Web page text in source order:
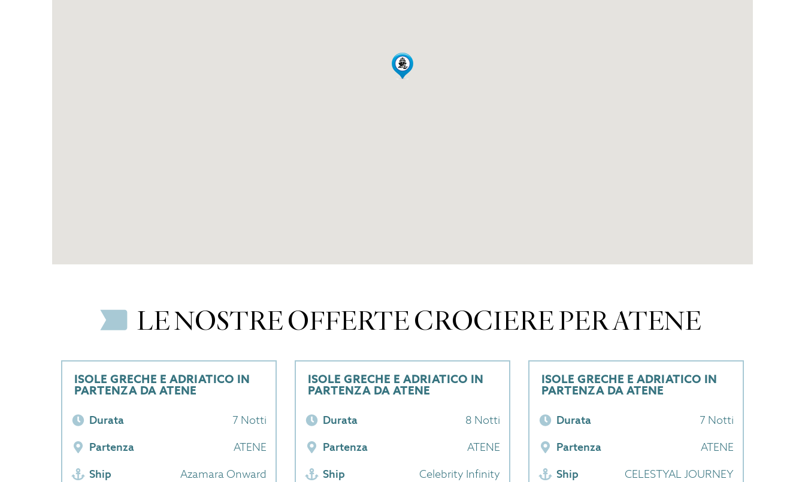
LE NOSTRE OFFERTE CROCIERE PER ATENE
ISOLE GRECHE E ADRIATICO IN
PARTENZA DA ATENE
Durata
7 Notti
Partenza
ATENE
Ship
Azamara Onward
ISOLE GRECHE E ADRIATICO IN
PARTENZA DA ATENE
Durata
8 Notti
Partenza
ATENE
Ship
Celebrity Infinity
ISOLE GRECHE E ADRIATICO IN
PARTENZA DA ATENE
Durata
7 Notti
Partenza
ATENE
Ship
CELESTYAL JOURNEY